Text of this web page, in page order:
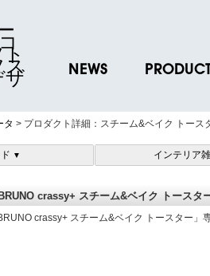
NEWS
プレスリリース プロダクトデー
ノベルティグ
お取引先様 会
タ > プロダクト詳細：スチーム&ベイク トース
▼ インテリア
crassy+ スチーム&ベイク トース